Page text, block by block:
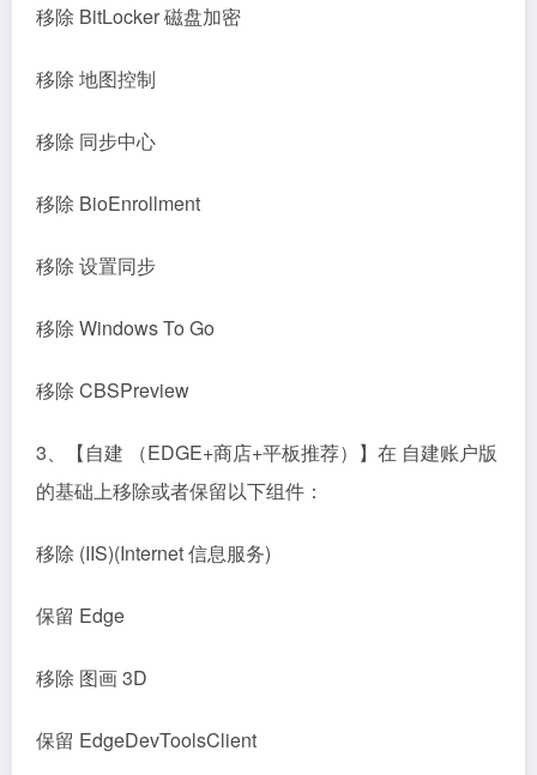
移除 BitLocker 磁盘加密
移除 地图控制
移除 同步中心
移除 BioEnrollment
移除 设置同步
移除 Windows To Go
移除 CBSPreview
3、【自建 （EDGE+商店+平板推荐）】在 自建账户版
的基础上移除或者保留以下组件：
移除 (IIS)(Internet 信息服务)
保留 Edge
移除 图画 3D
保留 EdgeDevToolsClient